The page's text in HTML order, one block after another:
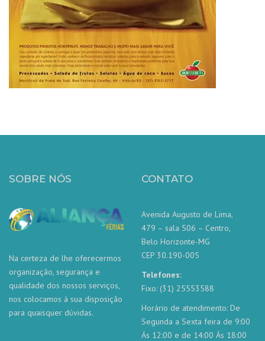
SOBRE NÓS
Na certeza de lhe oferecermos
organização, segurança e
qualidade dos nossos serviços,
nos colocamos à sua disposição
para quaisquer dúvidas.
CONTATO
Avenida Augusto de Lima,
479 – sala 506 – Centro,
Belo Horizonte-MG
CEP 30.190-005
Telefones:
Fixo: (31) 25553588
Horário de atendimento: De
Segunda a Sexta feira de 9:00
Ás 12:00 e de 14:00 Ás 18:00